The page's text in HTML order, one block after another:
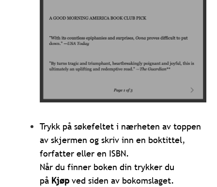
Trykk på søkefeltet i nærheten av toppen
av skjermen og skriv inn en boktittel,
forfatter eller en ISBN.
Når du finner boken din trykker du
på Kjøpved siden av bokomslaget.